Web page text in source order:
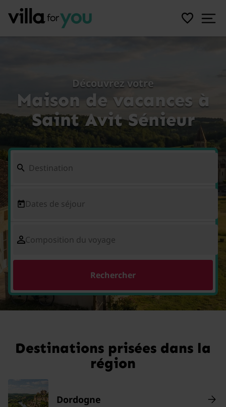
Découvrez votre
Maison de vacances à
Saint Avit Sénieur
Dates de séjour
Composition du voyage
Rechercher
Destinations prisées dans la
région
Dordogne